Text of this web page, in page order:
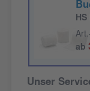
ab
Unser